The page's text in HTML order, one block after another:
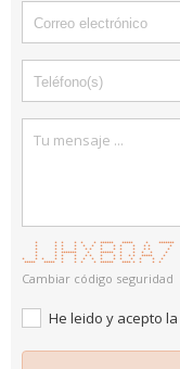
* * * * * * ****** ***** * *******
* * * * * * * * * * * * *
* * * * * * * * * * * * *
* * ******* * ****** * * * * *
* * * * * * * * * * * ***** *
* * * * * * * * * * * * * * *
***** ***** * * * * ****** **** * * * *
Cambiar código seguridad
He leido y acepto la